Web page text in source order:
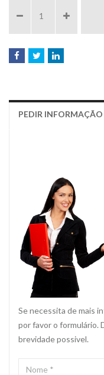
PEDIR
Se necessita de mais
por favor o formulário.
brevidade possivel.